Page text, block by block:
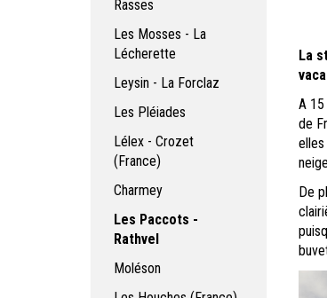
Rasses
Les Mosses - La
Lécherette
Leysin - La Forclaz
Les Pléiades
Lélex - Crozet
(France)
Charmey
Les Paccots -
Rathvel
Moléson
La
A
de
De